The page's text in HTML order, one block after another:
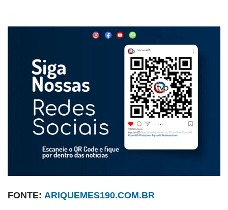
FONTE: ARIQUEMES190.COM.BR